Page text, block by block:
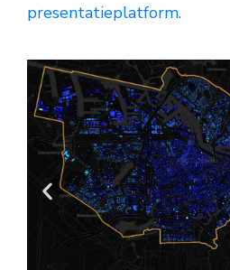
presentatieplatform.